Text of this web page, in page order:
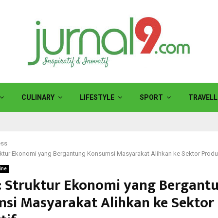
CULINARY LIFESTYLE SPORT
Ekonomi yang Bergantung Konsumsi Masyarakat Alihkan ke Sektor
Struktur Ekonomi yang
Masyarakat Alihkan ke Sektor